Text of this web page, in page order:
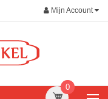
Mijn Account
0